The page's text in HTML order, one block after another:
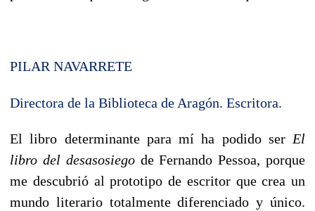
PILAR NAVARRETE
Directora de la Biblioteca de Aragón. Escritora.
El libro determinante para mí ha podido ser El
libro del desasosiegode Fernando Pessoa, porque
me descubrió al prototipo de escritor que crea un
mundo literario totalmente diferenciado y único.